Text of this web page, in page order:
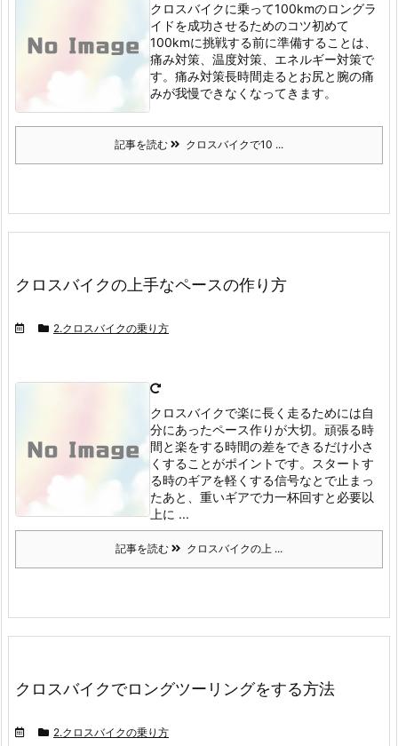
クロスバイクに乗って100kmのロングラ
イドを成功させるためのコツ初めて
100kmに挑戦する前に準備することは、
痛み対策、温度対策、エネルギー対策で
す。 痛み対策長時間走るとお尻と腕の痛
みが我慢できなくなってきます。
記事を読む クロスバイクで10 ...
クロスバイクの上手なペースの作り方
2.クロスバイクの乗り方
クロスバイクで楽に長く走るためには自
分にあったペース作りが大切。 頑張る時
間と楽をする時間の差をできるだけ小さ
くすることがポイントです。 スタートす
る時のギアを軽くする信号なとで止まっ
たあと、重いギアで力一杯回すと必要以
上に ...
記事を読む クロスバイクの上 ...
クロスバイクでロングツーリングをする方法
2.クロスバイクの乗り方